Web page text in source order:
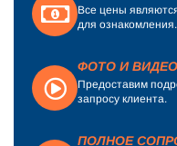
Все цены
для ознакомления.
ФОТО И
Предоставим
запросу клиента.
ПОЛНОЕ